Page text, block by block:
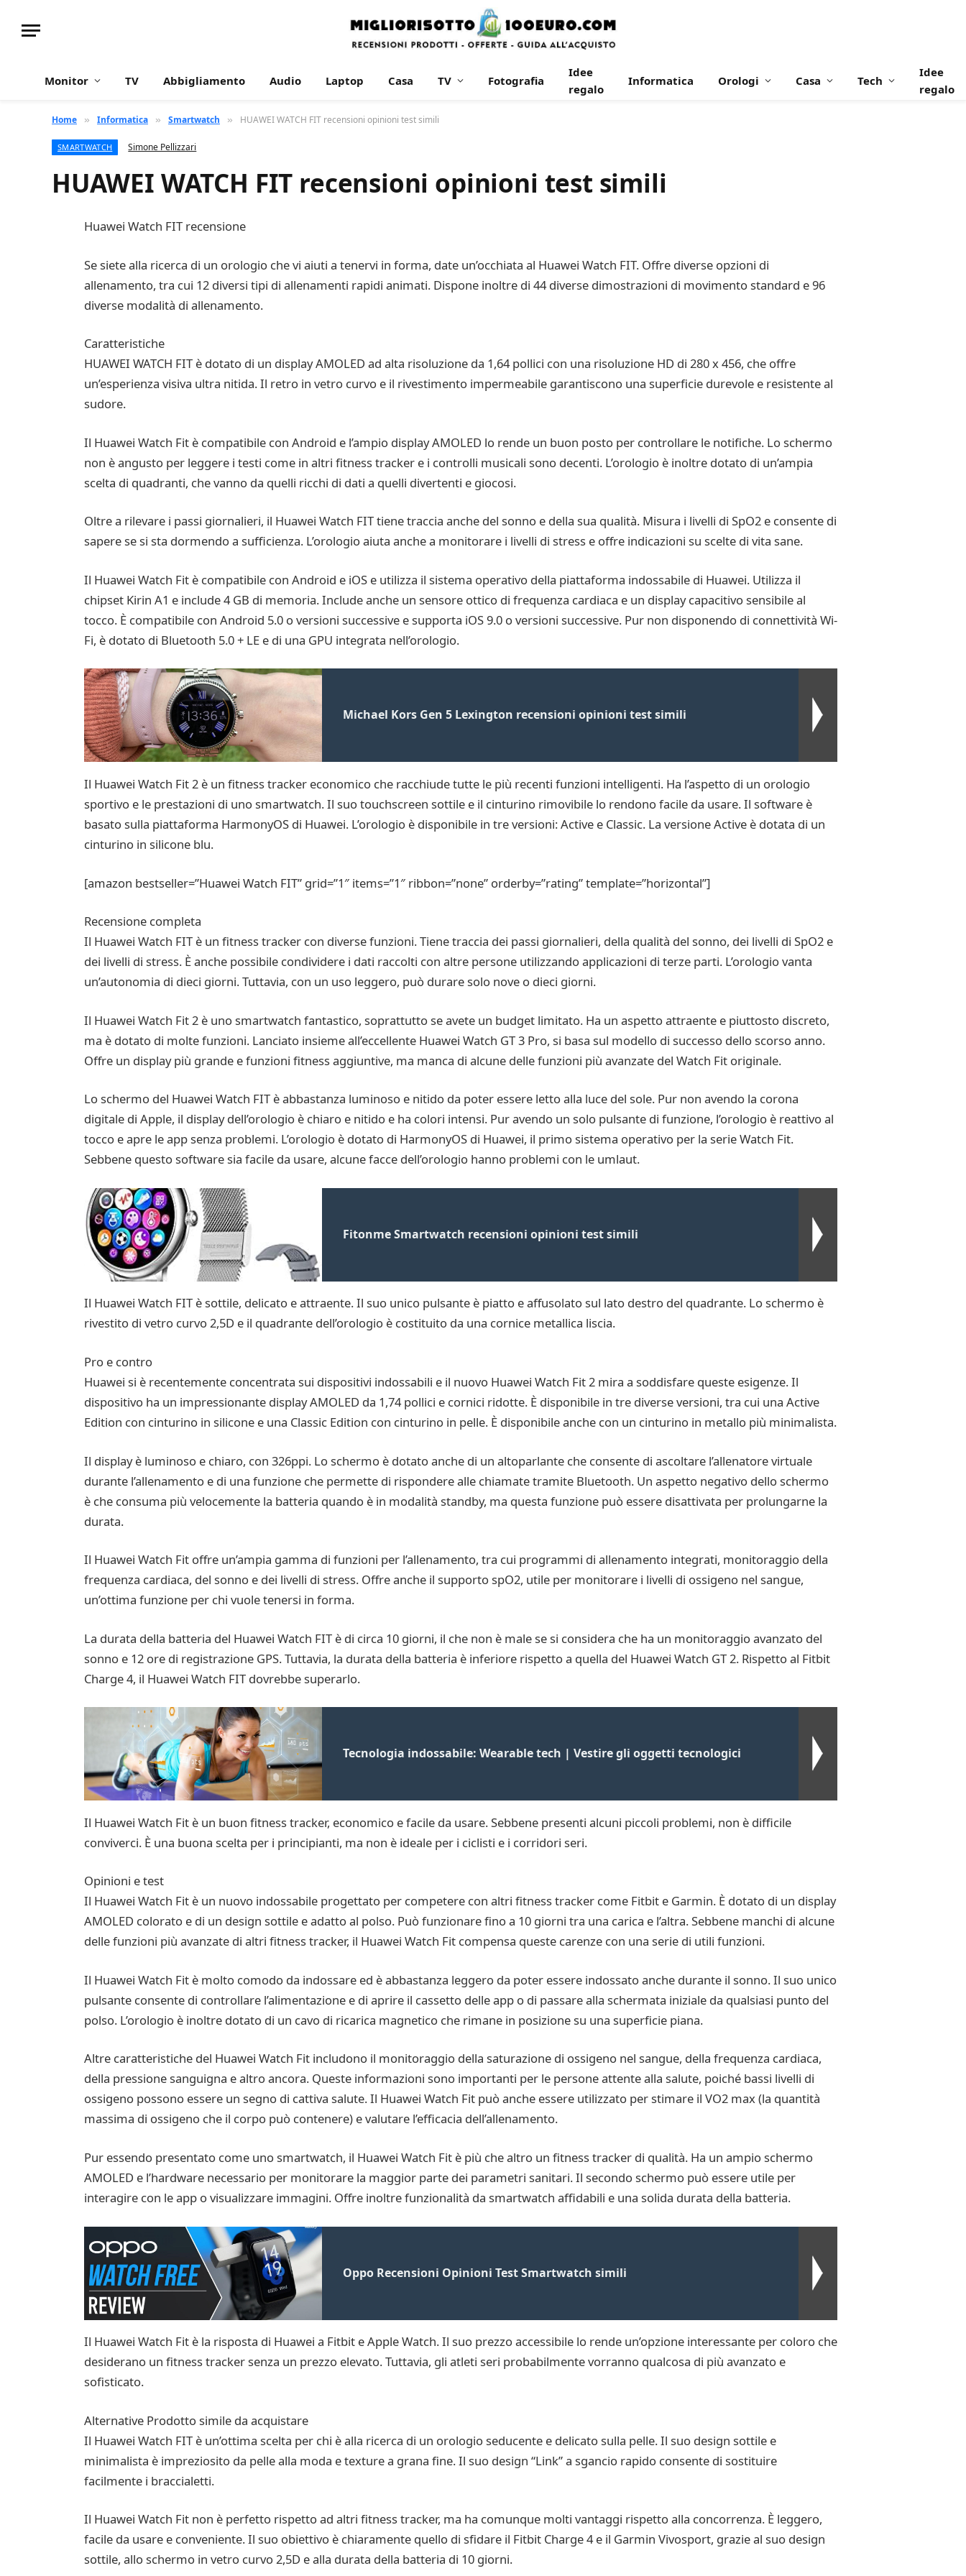
Monitor TV Abbigliamento Audio Laptop Casa TV Fotografia
Idee
regalo
Informatica Orologi Casa Tech
Idee
regalo
Home » Informatica » Smartwatch » HUAWEI WATCH FIT recensioni opinioni test simili
SMARTWATCH Simone Pellizzari
HUAWEI WATCH FIT recensioni opinioni test simili
Huawei Watch FIT recensione
Se siete alla ricerca di un orologio che vi aiuti a tenervi in forma, date un’occhiata al Huawei Watch FIT. Offre diverse opzioni di
allenamento, tra cui 12 diversi tipi di allenamenti rapidi animati. Dispone inoltre di 44 diverse dimostrazioni di movimento standard e 96
diverse modalità di allenamento.
Caratteristiche
HUAWEI WATCH FIT è dotato di un display AMOLED ad alta risoluzione da 1,64 pollici con una risoluzione HD di 280 x 456, che offre
un’esperienza visiva ultra nitida. Il retro in vetro curvo e il rivestimento impermeabile garantiscono una superficie durevole e resistente al
sudore.
Il Huawei Watch Fit è compatibile con Android e l’ampio display AMOLED lo rende un buon posto per controllare le notifiche. Lo schermo
non è angusto per leggere i testi come in altri fitness tracker e i controlli musicali sono decenti. L’orologio è inoltre dotato di un’ampia
scelta di quadranti, che vanno da quelli ricchi di dati a quelli divertenti e giocosi.
Oltre a rilevare i passi giornalieri, il Huawei Watch FIT tiene traccia anche del sonno e della sua qualità. Misura i livelli di SpO2 e consente di
sapere se si sta dormendo a sufficienza. L’orologio aiuta anche a monitorare i livelli di stress e offre indicazioni su scelte di vita sane.
Il Huawei Watch Fit è compatibile con Android e iOS e utilizza il sistema operativo della piattaforma indossabile di Huawei. Utilizza il
chipset Kirin A1 e include 4 GB di memoria. Include anche un sensore ottico di frequenza cardiaca e un display capacitivo sensibile al
tocco. È compatibile con Android 5.0 o versioni successive e supporta iOS 9.0 o versioni successive. Pur non disponendo di connettività Wi-
Fi, è dotato di Bluetooth 5.0 + LE e di una GPU integrata nell’orologio.
Michael Kors Gen 5 Lexington recensioni opinioni test simili
Il Huawei Watch Fit 2 è un fitness tracker economico che racchiude tutte le più recenti funzioni intelligenti. Ha l’aspetto di un orologio
sportivo e le prestazioni di uno smartwatch. Il suo touchscreen sottile e il cinturino rimovibile lo rendono facile da usare. Il software è
basato sulla piattaforma HarmonyOS di Huawei. L’orologio è disponibile in tre versioni: Active e Classic. La versione Active è dotata di un
cinturino in silicone blu.
[amazon bestseller=”Huawei Watch FIT” grid=”1″ items=”1″ ribbon=”none” orderby=”rating” template=”horizontal”]
Recensione completa
Il Huawei Watch FIT è un fitness tracker con diverse funzioni. Tiene traccia dei passi giornalieri, della qualità del sonno, dei livelli di SpO2 e
dei livelli di stress. È anche possibile condividere i dati raccolti con altre persone utilizzando applicazioni di terze parti. L’orologio vanta
un’autonomia di dieci giorni. Tuttavia, con un uso leggero, può durare solo nove o dieci giorni.
Il Huawei Watch Fit 2 è uno smartwatch fantastico, soprattutto se avete un budget limitato. Ha un aspetto attraente e piuttosto discreto,
ma è dotato di molte funzioni. Lanciato insieme all’eccellente Huawei Watch GT 3 Pro, si basa sul modello di successo dello scorso anno.
Offre un display più grande e funzioni fitness aggiuntive, ma manca di alcune delle funzioni più avanzate del Watch Fit originale.
Lo schermo del Huawei Watch FIT è abbastanza luminoso e nitido da poter essere letto alla luce del sole. Pur non avendo la corona
digitale di Apple, il display dell’orologio è chiaro e nitido e ha colori intensi. Pur avendo un solo pulsante di funzione, l’orologio è reattivo al
tocco e apre le app senza problemi. L’orologio è dotato di HarmonyOS di Huawei, il primo sistema operativo per la serie Watch Fit.
Sebbene questo software sia facile da usare, alcune facce dell’orologio hanno problemi con le umlaut.
Fitonme Smartwatch recensioni opinioni test simili
Il Huawei Watch FIT è sottile, delicato e attraente. Il suo unico pulsante è piatto e affusolato sul lato destro del quadrante. Lo schermo è
rivestito di vetro curvo 2,5D e il quadrante dell’orologio è costituito da una cornice metallica liscia.
Pro e contro
Huawei si è recentemente concentrata sui dispositivi indossabili e il nuovo Huawei Watch Fit 2 mira a soddisfare queste esigenze. Il
dispositivo ha un impressionante display AMOLED da 1,74 pollici e cornici ridotte. È disponibile in tre diverse versioni, tra cui una Active
Edition con cinturino in silicone e una Classic Edition con cinturino in pelle. È disponibile anche con un cinturino in metallo più minimalista.
Il display è luminoso e chiaro, con 326ppi. Lo schermo è dotato anche di un altoparlante che consente di ascoltare l’allenatore virtuale
durante l’allenamento e di una funzione che permette di rispondere alle chiamate tramite Bluetooth. Un aspetto negativo dello schermo
è che consuma più velocemente la batteria quando è in modalità standby, ma questa funzione può essere disattivata per prolungarne la
durata.
Il Huawei Watch Fit offre un’ampia gamma di funzioni per l’allenamento, tra cui programmi di allenamento integrati, monitoraggio della
frequenza cardiaca, del sonno e dei livelli di stress. Offre anche il supporto spO2, utile per monitorare i livelli di ossigeno nel sangue,
un’ottima funzione per chi vuole tenersi in forma.
La durata della batteria del Huawei Watch FIT è di circa 10 giorni, il che non è male se si considera che ha un monitoraggio avanzato del
sonno e 12 ore di registrazione GPS. Tuttavia, la durata della batteria è inferiore rispetto a quella del Huawei Watch GT 2. Rispetto al Fitbit
Charge 4, il Huawei Watch FIT dovrebbe superarlo.
Tecnologia indossabile: Wearable tech | Vestire gli oggetti tecnologici
Il Huawei Watch Fit è un buon fitness tracker, economico e facile da usare. Sebbene presenti alcuni piccoli problemi, non è difficile
conviverci. È una buona scelta per i principianti, ma non è ideale per i ciclisti e i corridori seri.
Opinioni e test
Il Huawei Watch Fit è un nuovo indossabile progettato per competere con altri fitness tracker come Fitbit e Garmin. È dotato di un display
AMOLED colorato e di un design sottile e adatto al polso. Può funzionare fino a 10 giorni tra una carica e l’altra. Sebbene manchi di alcune
delle funzioni più avanzate di altri fitness tracker, il Huawei Watch Fit compensa queste carenze con una serie di utili funzioni.
Il Huawei Watch Fit è molto comodo da indossare ed è abbastanza leggero da poter essere indossato anche durante il sonno. Il suo unico
pulsante consente di controllare l’alimentazione e di aprire il cassetto delle app o di passare alla schermata iniziale da qualsiasi punto del
polso. L’orologio è inoltre dotato di un cavo di ricarica magnetico che rimane in posizione su una superficie piana.
Altre caratteristiche del Huawei Watch Fit includono il monitoraggio della saturazione di ossigeno nel sangue, della frequenza cardiaca,
della pressione sanguigna e altro ancora. Queste informazioni sono importanti per le persone attente alla salute, poiché bassi livelli di
ossigeno possono essere un segno di cattiva salute. Il Huawei Watch Fit può anche essere utilizzato per stimare il VO2 max (la quantità
massima di ossigeno che il corpo può contenere) e valutare l’efficacia dell’allenamento.
Pur essendo presentato come uno smartwatch, il Huawei Watch Fit è più che altro un fitness tracker di qualità. Ha un ampio schermo
AMOLED e l’hardware necessario per monitorare la maggior parte dei parametri sanitari. Il secondo schermo può essere utile per
interagire con le app o visualizzare immagini. Offre inoltre funzionalità da smartwatch affidabili e una solida durata della batteria.
Oppo Recensioni Opinioni Test Smartwatch simili
Il Huawei Watch Fit è la risposta di Huawei a Fitbit e Apple Watch. Il suo prezzo accessibile lo rende un’opzione interessante per coloro che
desiderano un fitness tracker senza un prezzo elevato. Tuttavia, gli atleti seri probabilmente vorranno qualcosa di più avanzato e
sofisticato.
Alternative Prodotto simile da acquistare
Il Huawei Watch FIT è un’ottima scelta per chi è alla ricerca di un orologio seducente e delicato sulla pelle. Il suo design sottile e
minimalista è impreziosito da pelle alla moda e texture a grana fine. Il suo design “Link” a sgancio rapido consente di sostituire
facilmente i braccialetti.
Il Huawei Watch Fit non è perfetto rispetto ad altri fitness tracker, ma ha comunque molti vantaggi rispetto alla concorrenza. È leggero,
facile da usare e conveniente. Il suo obiettivo è chiaramente quello di sfidare il Fitbit Charge 4 e il Garmin Vivosport, grazie al suo design
sottile, allo schermo in vetro curvo 2,5D e alla durata della batteria di 10 giorni.